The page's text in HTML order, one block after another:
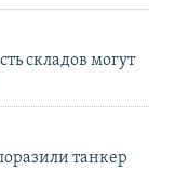
складов могут
танкер